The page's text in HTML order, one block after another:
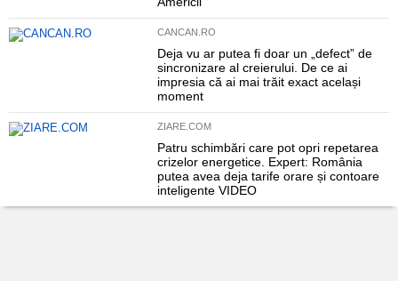
CANCAN.RO
Deja vu ar putea fi doar un „defect” de
sincronizare al creierului. De ce ai
impresia că ai mai trăit exact același
moment
ZIARE.COM
Patru schimbări care pot opri repetarea
crizelor energetice. Expert: România
putea avea deja tarife orare și contoare
inteligente VIDEO